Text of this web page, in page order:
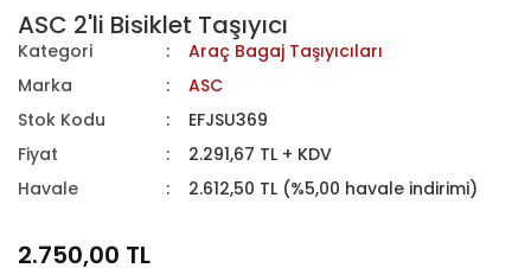
ASC 2'li Bisiklet Taşıyıcı
Kategori
Araç Bagaj Taşıyıcıları
Marka
ASC
Stok Kodu
EFJSU369
Fiyat
2.291,67 TL + KDV
Havale
2.612,50 TL (%5,00 havale indirimi)
2.750,00 TL